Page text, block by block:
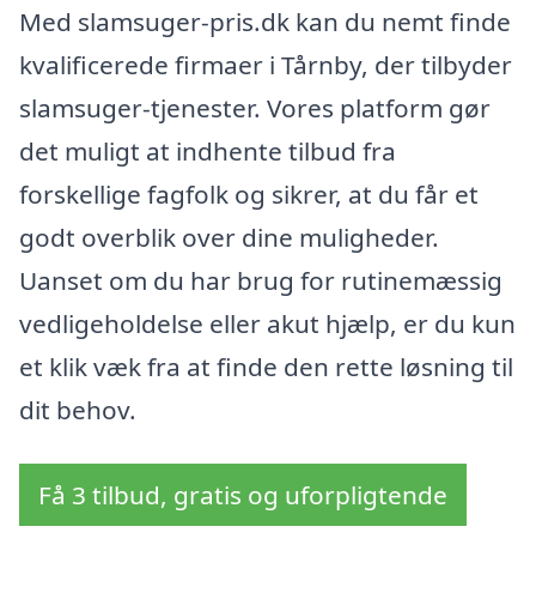
Med slamsuger-pris.dk kan du nemt finde
kvalificerede firmaer i Tårnby, der tilbyder
slamsuger-tjenester. Vores platform gør
det muligt at indhente tilbud fra
forskellige fagfolk og sikrer, at du får et
godt overblik over dine muligheder.
Uanset om du har brug for rutinemæssig
vedligeholdelse eller akut hjælp, er du kun
et klik væk fra at finde den rette løsning til
dit behov.
Få 3 tilbud, gratis og uforpligtende